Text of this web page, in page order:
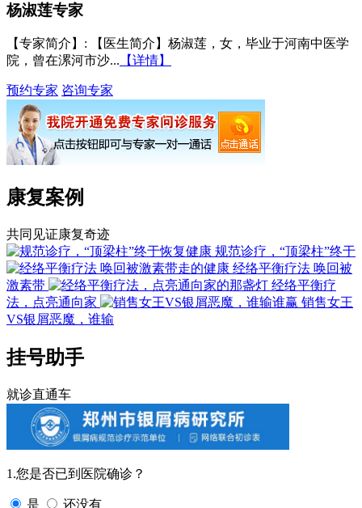
杨淑莲专家
【专家简介】 : 【医生简介】杨淑莲，女，毕业于河南中医学
院，曾在漯河市沙... 【详情】
预约专家 咨询专家
康复案例
共同见证康复奇迹
规范诊疗，“顶梁柱”终于
经络平衡疗法 唤回被
激素带
经络平衡疗
法，点亮通向家
销售女王
VS银屑恶魔，谁输
挂号助手
就诊直通车
1.您是否已到医院确诊？
是 还没有